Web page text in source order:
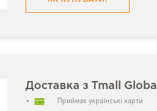
Доставка з Tmall Global
Приймає українські карти